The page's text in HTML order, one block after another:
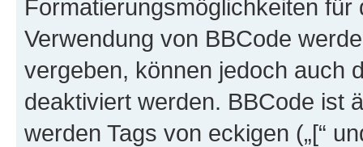
Formatierungsmöglichkeiten
Verwendung von BBCode
vergeben, können jedoch auch
deaktiviert werden. BBCode ist
werden Tags von eckigen („[“